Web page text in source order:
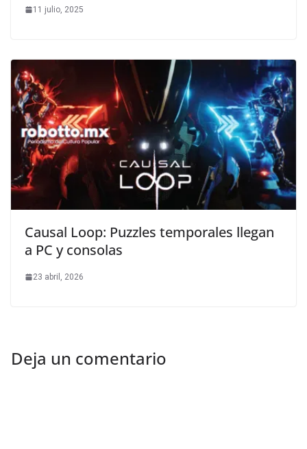
11 julio, 2025
Causal Loop: Puzzles temporales llegan
a PC y consolas
23 abril, 2026
Deja un comentario